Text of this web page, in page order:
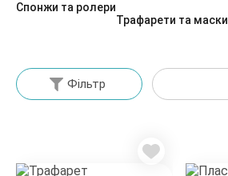
Спонжи та ролери
Трафарети та маски
Фільтр